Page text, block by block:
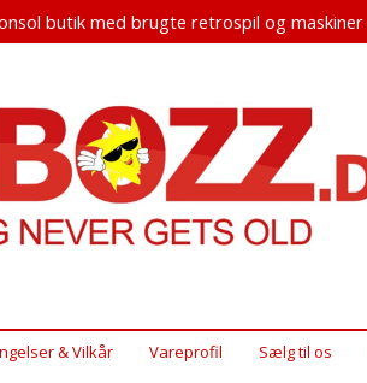
butik med brugte retrospil og maskiner
& Vilkår Vareprofil Sælg til os